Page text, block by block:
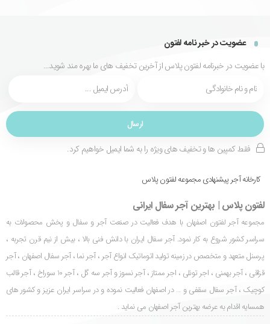
عضویت در خبر نامه لفتون
با عضویت در خبرنامه لفتون پلاس از آخرین تخفیف های ما بهره مند شوید...
فقط کمپین ها و تخفیف های ویژه را به شما ایمیل خواهیم کرد.
کارخانه آجر پیشنهادی مجموعه لفتون پلاس
لفتون پلاس | بهترین آجر سفال ایرانی
مجموعه آجر لفتون اصفهان با هدف فعالیت در صنعت آجر و سفال و پخش محصولات به
سراسر کشور شروع به کار نمود. آجر سفال ایران با دانش فنی بالا ، بیش از نیم قرن تجربه ،
پرسنل متعهد و متخصص در زمینه تولید اتوماتیک انواع آجر ، آجر نما ، آجر سفال اصفهان ، آجر
قزاقی ، آجر بهمنی ، اجر تونلی ، اجر ممتاز ، آجر نسوز و آجر سه گل ، آجر 10 سوراخ ، آجر قالب
کوچیک ، آجر سفال سقفی و … در اصفهان فعالیت نموده و در سراسر ایران عزیز و کشور های
همسایه اقدام به عرضه بهترین آجر اصفهان می نماید .